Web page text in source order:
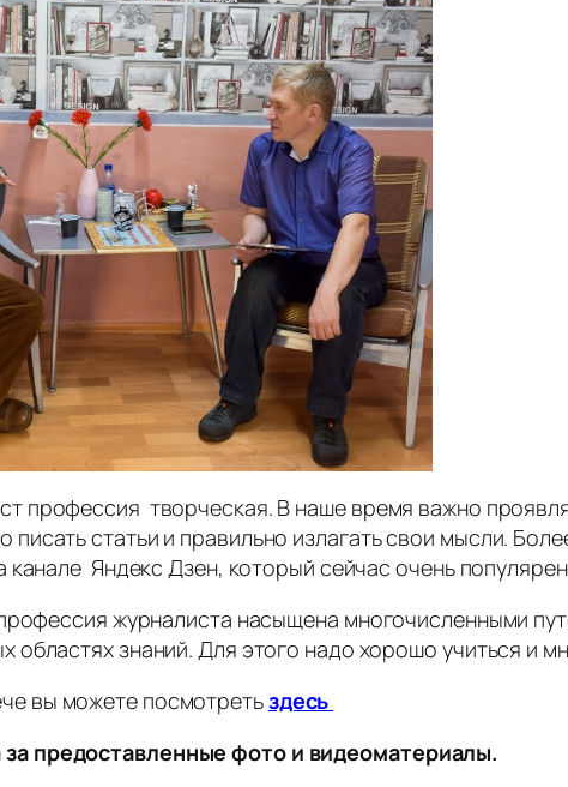
профессия творческая. В наше время важно
статьи и правильно излагать свои мысли.
Яндекс Дзен, который сейчас очень
журналиста насыщена многочисленными
областях знаний. Для этого надо хорошо учиться и
вы можете посмотретьздесь
предоставленные фото и видеоматериалы.